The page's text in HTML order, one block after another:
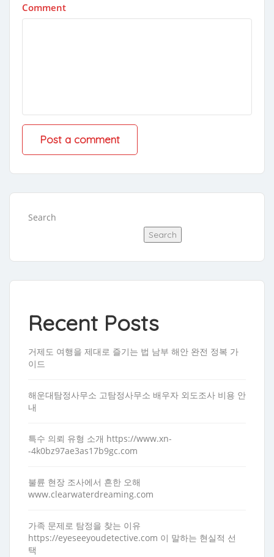
Comment
Search
Search
Recent Posts
거제도 여행을 제대로 즐기는 법 남부 해안 완전 정복 가
이드
해운대탐정사무소 고탐정사무소 배우자 외도조사 비용 안
내
특수 의뢰 유형 소개 https://www.xn-
-4k0bz97ae3as17b9gc.com
불륜 현장 조사에서 흔한 오해
www.clearwaterdreaming.com
가족 문제로 탐정을 찾는 이유
https://eyeseeyoudetective.com 이 말하는 현실적 선
택